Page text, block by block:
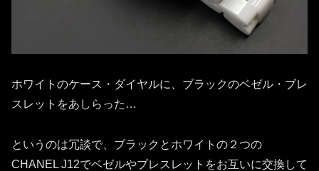
ホワイトのケース・ダイヤルに、ブラックのベゼル・ブレ
スレットをあしらった…
というのは冗談で、ブラックとホワイトの２つの
CHANEL J12でベゼルやブレスレットをお互いに交換して